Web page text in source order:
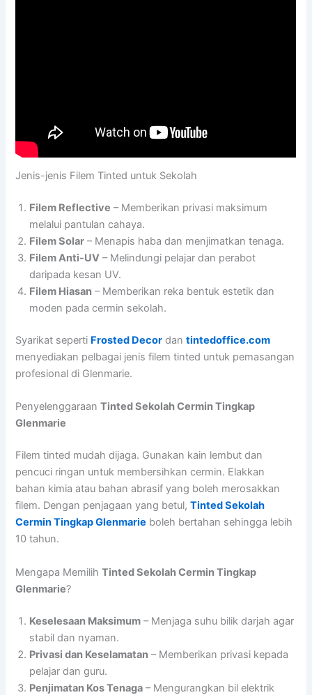
Jenis-jenis Filem Tinted untuk Sekolah
Filem Reflective – Memberikan privasi maksimum
melalui pantulan cahaya.
Filem Solar – Menapis haba dan menjimatkan tenaga.
Filem Anti-UV – Melindungi pelajar dan perabot
daripada kesan UV.
Filem Hiasan – Memberikan reka bentuk estetik dan
moden pada cermin sekolah.
Syarikat seperti Frosted Decor dantintedoffice.com
menyediakan pelbagai jenis filem tinted untuk pemasangan
profesional di Glenmarie.
PenyelenggaraanTinted Sekolah Cermin Tingkap
Glenmarie
Filem tinted mudah dijaga. Gunakan kain lembut dan
pencuci ringan untuk membersihkan cermin. Elakkan
bahan kimia atau bahan abrasif yang boleh merosakkan
filem. Dengan penjagaan yang betul,Tinted Sekolah
Cermin Tingkap Glenmarie boleh bertahan sehingga lebih
10 tahun.
Mengapa MemilihTinted Sekolah Cermin Tingkap
Glenmarie?
Keselesaan Maksimum – Menjaga suhu bilik darjah agar
stabil dan nyaman.
Privasi dan Keselamatan – Memberikan privasi kepada
pelajar dan guru.
Penjimatan Kos Tenaga – Mengurangkan bil elektrik